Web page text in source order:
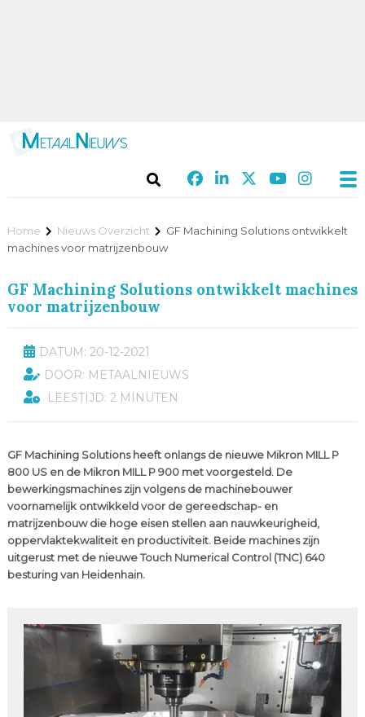
Home Nieuws Overzicht
GF Machining Solutions ontwikkelt
machines voor matrijzenbouw
GF Machining Solutions ontwikkelt machines
voor matrijzenbouw
DATUM: 20-12-2021
DOOR: METAALNIEUWS
LEESTIJD: 2 MINUTEN
GF Machining Solutions heeft onlangs de nieuwe Mikron MILL P
800 US en de Mikron MILL P 900 met voorgesteld. De
bewerkingsmachines zijn volgens de machinebouwer
voornamelijk ontwikkeld voor de gereedschap- en
matrijzenbouw die hoge eisen stellen aan nauwkeurigheid,
oppervlaktekwaliteit en productiviteit. Beide machines zijn
uitgerust met de nieuwe Touch Numerical Control (TNC) 640
besturing van Heidenhain.